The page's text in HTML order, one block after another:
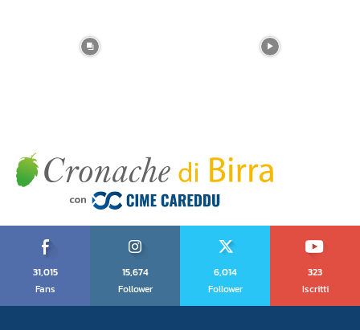
31,015
Fans
15,674
Follower
6,014
Follower
323
Iscritti